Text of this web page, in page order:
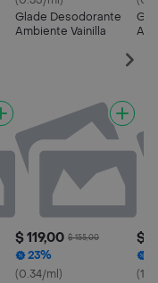
Glade Desodorante
Ambiente Vainilla
$ 119,00 $ 155,00
23%
(0.34/ml)
$